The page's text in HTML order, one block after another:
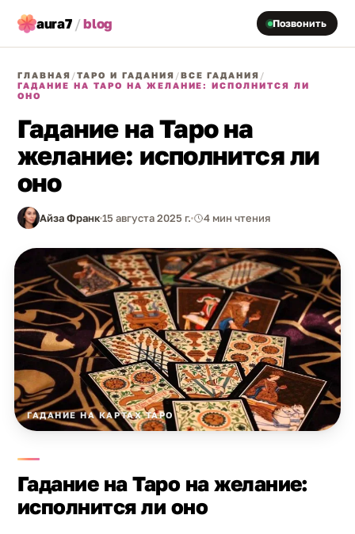
aura7 /blog Позвонить
ГЛАВНАЯ /ТАРО И ГАДАНИЯ /ВСЕ ГАДАНИЯ /
ГАДАНИЕ НА ТАРО НА ЖЕЛАНИЕ: ИСПОЛНИТСЯ ЛИ
ОНО
Гадание на Таро на
желание: исполнится ли
оно
Айза Франк15 августа 2025 г. 4 мин чтения
ГАДАНИЕ НА КАРТАХ ТАРО
Гадание на Таро на желание:
исполнится ли оно